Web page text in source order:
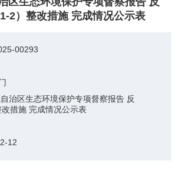
2）整改措施 完成情况公示表
00293
治区生态环境保护专项督察报告 反
措施 完成情况公示表
12